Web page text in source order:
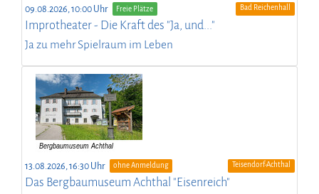
09.08.2026, 10:00 Uhr Freie Plätze Bad Reichenhall
Improtheater - Die Kraft des "Ja, und..."
Ja zu mehr Spielraum im Leben
13.08.2026, 16:30 Uhr ohne Anmeldung Teisendorf-Achthal
Das Bergbaumuseum Achthal "Eisenreich"